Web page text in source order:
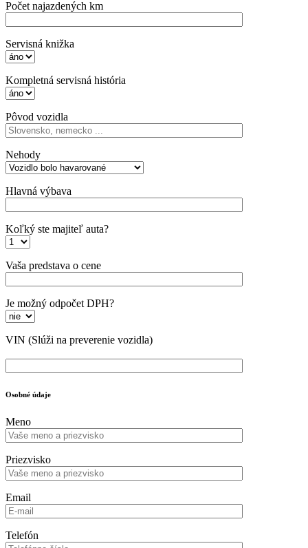
Počet najazdených km
Servisná knižka
Kompletná servisná história
Pôvod vozidla
Nehody
Hlavná výbava
Koľký ste majiteľ auta?
Vaša predstava o cene
Je možný odpočet DPH?
VIN (Slúži na preverenie vozidla)
Osobné údaje
Meno
Priezvisko
Email
Telefón